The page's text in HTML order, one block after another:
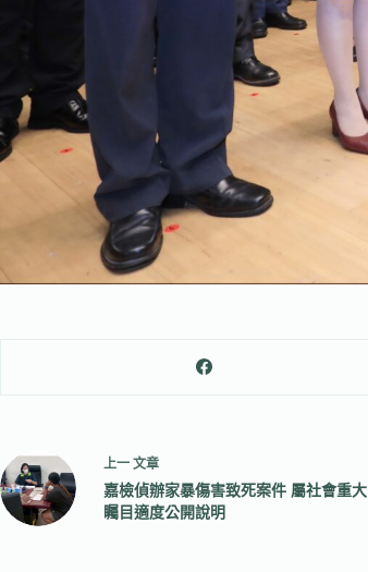
上一 文章
嘉檢偵辦家暴傷害致死案件 屬社會重大
矚目適度公開說明